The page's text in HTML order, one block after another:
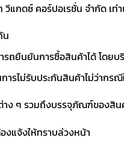
วีแกดซ์ คอร์ปอเรชั่น จำกัด เท่
น
ยืนยันการซื้อสินค้าได้ โดย
รไม่รับประกันสินค้าไม่ว่ากร
ง ๆ รวมถึงบรรจุภัณฑ์ของสิ
งแจ้งให้ทราบล่วงหน้า